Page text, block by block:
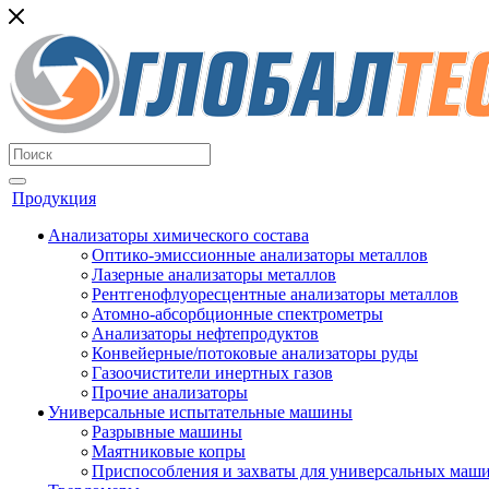
Продукция
Анализаторы химического состава
Оптико-эмиссионные анализаторы металлов
Лазерные анализаторы металлов
Рентгенофлуоресцентные анализаторы металлов
Атомно-абсорбционные спектрометры
Анализаторы нефтепродуктов
Конвейерные/потоковые анализаторы руды
Газоочистители инертных газов
Прочие анализаторы
Универсальные испытательные машины
Разрывные машины
Маятниковые копры
Приспособления и захваты для универсальных